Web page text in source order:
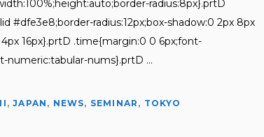
radius:8px}.prtD
#dfe3e8;border-radius:12px;box-shadow:0 2px 8px
16px}.prtD .time{margin:0 0 6px;font-
numeric:tabular-nums}.prtD
,JAPAN , NEWS, SEMINAR , TOKYO